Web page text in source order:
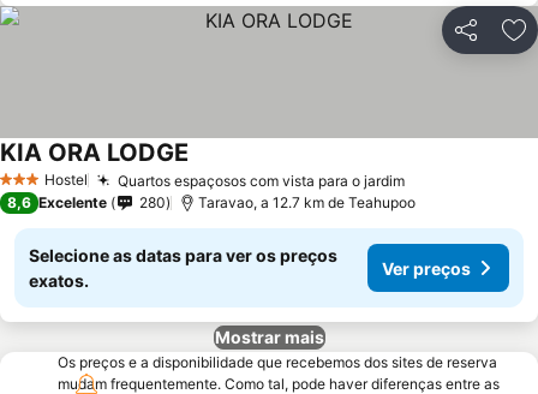
Partilhar
3 EstrelasHostel Quartos espaçosos com vista para o jardim
KIA ORA LODGE
8,6 Excelente 280 Taravao, a 12.7 km de Teahupoo
Selecione as datas para ver os preços
exatos.
Ver preços
Mostrar mais
Os preços e a disponibilidade que recebemos dos sites de reserva
mudam frequentemente. Como tal, pode haver diferenças entre as